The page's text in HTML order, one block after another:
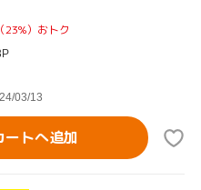
23%）おトク
03/13
ートへ追加